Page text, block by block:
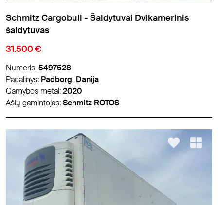
Schmitz Cargobull - Šaldytuvai Dvikamerinis
šaldytuvas
31.500 €
Numeris:5497528
Padalinys: Padborg, Danija
Gamybos metai:2020
Ašių gamintojas:Schmitz ROTOS